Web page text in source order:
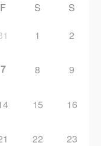
F S S
1 2
7 8 9
15 16
22 23